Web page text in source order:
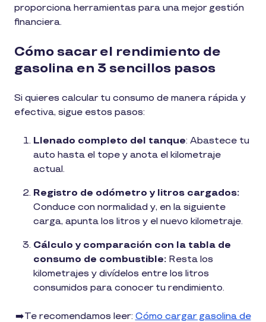
proporciona herramientas para una mejor gestión
financiera.
Cómo sacar el rendimiento de
gasolina en 3 sencillos pasos
Si quieres calcular tu consumo de manera rápida y
efectiva, sigue estos pasos:
Llenado completo del tanque: Abastece tu
auto hasta el tope y anota el kilometraje
actual.
Registro de odómetro y litros cargados:
Conduce con normalidad y, en la siguiente
carga, apunta los litros y el nuevo kilometraje.
Cálculo y comparación con la tabla de
consumo de combustible: Resta los
kilometrajes y divídelos entre los litros
consumidos para conocer tu rendimiento.
➡️Te recomendamos leer: Cómo cargar gasolina de